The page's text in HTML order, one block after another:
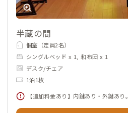
半蔵の間
個室（定員2名）
シングルベッド x 1, 和布団 x 1
デスク/チェア
1泊1枚
【追加料金あり】内鍵あり・外鍵あり。